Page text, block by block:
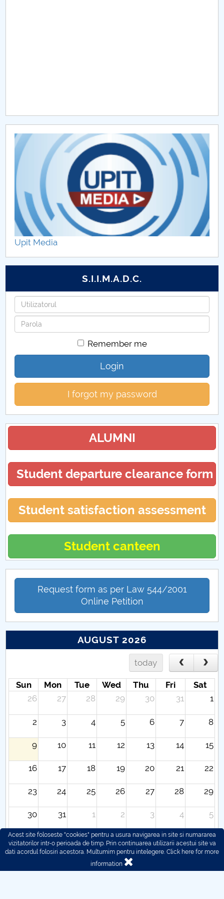
Chestionar angajabilitate ALUMNI – UPB
CAR2026
MENIU CANTINA
Hotarari Senat din 30 octombrie 2017
Hotarari Senat 13 iulie 2017
Hotărâri Senat din 6 martie 2017
Hotărâri Senat din 30 ianuarie 2017
Hotărâri Senat din 8 februarie 2017
Hotarari Senat 27 martie 2017
Hotarari Senat 24 aprilie 2017
Hotărări Senat din 19 iunie 2017
Hotărâri Senat din 15 septembrie 2017
Hotărâri Senat din 27 septembrie 2017
Hotărări Senat din 18 decembrie 2017
Upit Media
S.I.I.M.A.D.C.
Username
Password
Remember me
Login
I forgot my password
ALUMNI
Student departure clearance form
Student satisfaction assessment
Student canteen
Request form as per Law 544/2001
Online Petition
AUGUST 2026
today
Sun Mon Tue Wed Thu Fri
Sat
26
27 28 29 30 31 1
2 3 4 5 6 7 8
9 10 11 12 13 14 15
16 17 18 19 20 21 22
23 24 25 26 27 28 29
30 31 1 2 3 4 5
Acest site foloseste "cookies" pentru a usura navigarea in site si numararea
vizitatorilor intr-o perioada de timp. Prin continuarea utilizarii acestui site va
dati acordul folosiri acestora. Multumim pentru intelegere. Click here for more
information